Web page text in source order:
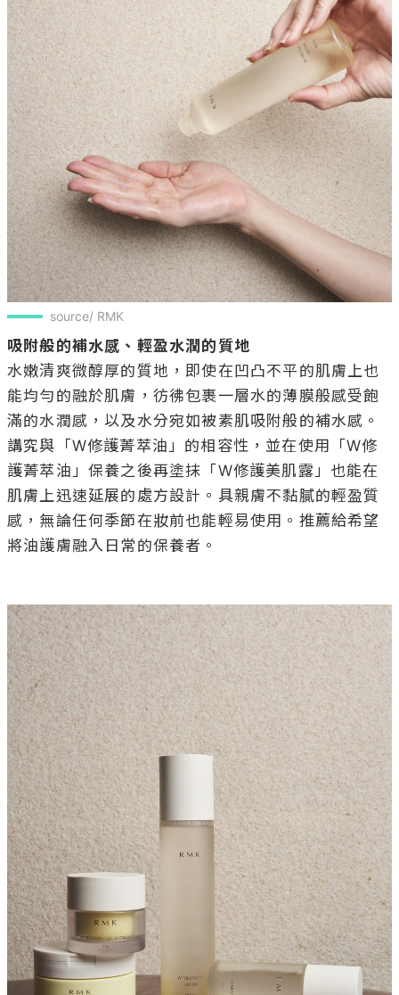
source/ RMK
吸附般的補水感、輕盈水潤的質地
水嫩清爽微醇厚的質地，即使在凹凸不平的肌膚上也
能均勻的融於肌膚，彷彿包裹一層水的薄膜般感受飽
滿的水潤感，以及水分宛如被素肌吸附般的補水感。
講究與「W修護菁萃油」的相容性，並在使用「W修
護菁萃油」保養之後再塗抹「W修護美肌露」也能在
肌膚上迅速延展的處方設計。具親膚不黏膩的輕盈質
感，無論任何季節在妝前也能輕易使用。推薦給希望
將油護膚融入日常的保養者。